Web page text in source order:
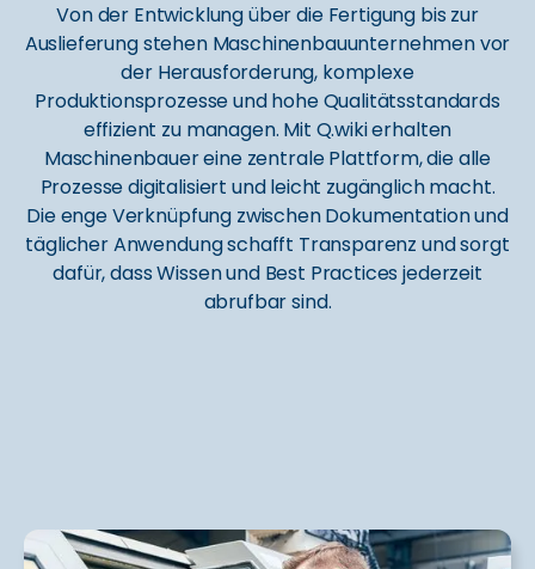
Von der Entwicklung über die Fertigung bis zur
Auslieferung stehen Maschinenbauunternehmen vor
der Herausforderung, komplexe
Produktionsprozesse und hohe Qualitätsstandards
effizient zu managen. Mit Q.wiki erhalten
Maschinenbauer eine zentrale Plattform, die alle
Prozesse digitalisiert und leicht zugänglich macht.
Die enge Verknüpfung zwischen Dokumentation und
täglicher Anwendung schafft Transparenz und sorgt
dafür, dass Wissen und Best Practices jederzeit
abrufbar sind.